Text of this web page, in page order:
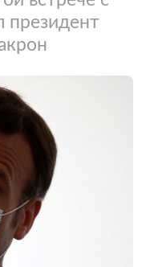
президент